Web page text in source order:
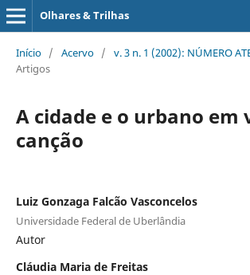
Olhares & Trilhas
Início / Acervo / v. 3 n. 1 (2002): NÚMERO
Artigos
A cidade e o urbano em
canção
Luiz Gonzaga Falcão Vasconcelos
Universidade Federal de Uberlândia
Autor
Cláudia Maria de Freitas